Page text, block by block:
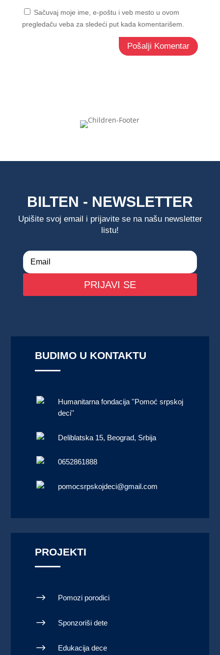
Sačuvaj moje ime, e-poštu i veb mesto u ovom
pregledaču veba za sledeći put kada komentarišem.
Pošalji Komentar
BILTEN - NEWSLETTER
Upišite svoj email i prijavite se na našu newsletter
listu!
PRIJAVI SE
BUDIMO U KONTAKTU
Humanitarna fondacija ''Pomoć srpskoj
deci''
Deliblatska 15, Beograd, Srbija
0652861888
pomocsrpskojdeci@gmail.com
PROJEKTI
$ Pomozi porodici
$ Sponzoriši dete
$ Edukacija dece